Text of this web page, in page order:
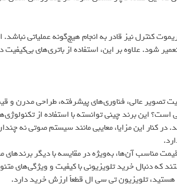
کنترل نیز قادر به انجام هیچ‌گونه عملیاتی
شود. علاوه بر این، استفاده از باتری‌های
تصویر عالی، فناوری‌های پیشرفته، طراحی مدرن و
این برند چینی توانسته با استفاده از
در کنار این مزایا، معایبی مانند سیستم صوتی نه
مناسب آن‌ها، به‌ویژه در مقایسه با دیگر
دنبال خرید تلویزیونی با کیفیت و ویژگی‌های
هستید، تلویزیون تی سی ال قطعاً ارزش خرید دارد.